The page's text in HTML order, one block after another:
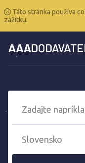
Táto stránka používa
zážitku.